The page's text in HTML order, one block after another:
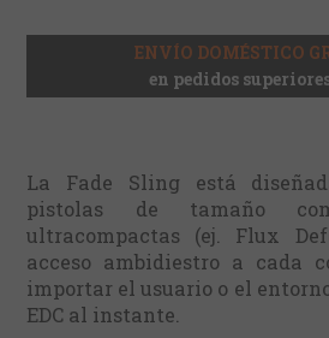
ENVÍO DOMÉSTICO
en pedidos
La Fade Sling está
pistolas de tamaño
ultracompactas (ej. Flux
acceso ambidiestro a cada
importar el usuario o el
EDC al instante.